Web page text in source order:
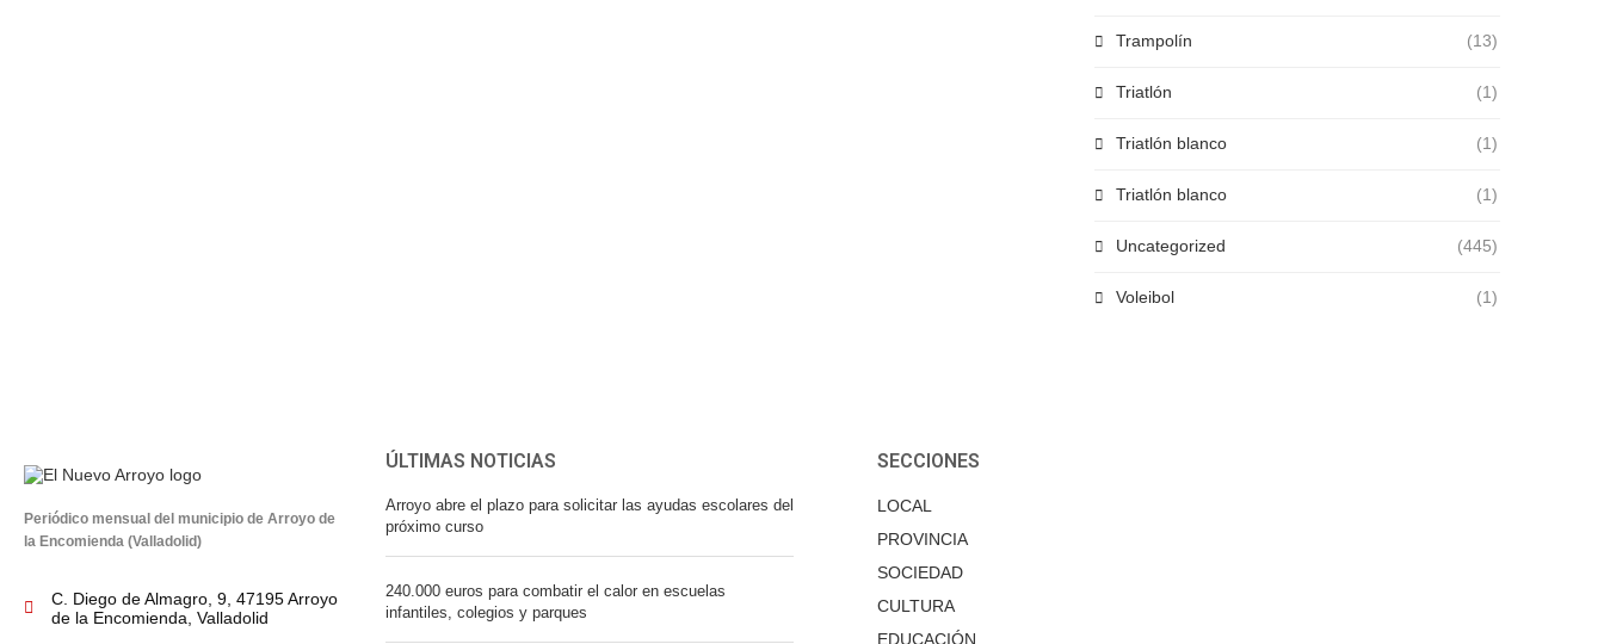
Trampolín (13)
Triatlón (1)
Triatlón blanco (1)
Triatlón blanco (1)
Uncategorized (445)
Voleibol (1)
Periódico mensual del municipio de Arroyo de
la Encomienda (Valladolid)
C. Diego de Almagro, 9, 47195 Arroyo
de la Encomienda, Valladolid
ÚLTIMAS NOTICIAS
Arroyo abre el plazo para solicitar las ayudas escolares del
próximo curso
240.000 euros para combatir el calor en escuelas
infantiles, colegios y parques
SECCIONES
LOCAL
PROVINCIA
SOCIEDAD
CULTURA
EDUCACIÓN